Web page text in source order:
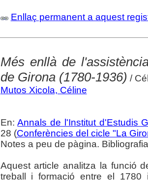
Enllaç permanent a aquest
Més enllà de
de Girona (1780-1936) /
Mutos Xicola, Céline
En:Annals de l'Institut d'Estudis
28 (Conferències del cicle "La
Notes a peu de pàgina.
Aquest article analitza la funció
treball i formació entre el